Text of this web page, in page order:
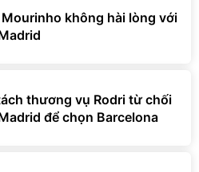
không hài lòng với
thương vụ Rodri từ chối
để chọn Barcelona